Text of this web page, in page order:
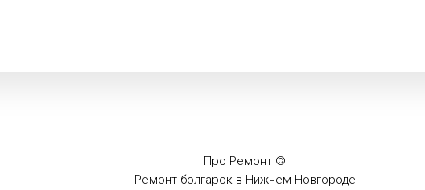
Про Ремонт ©
Ремонт болгарок в Нижнем Новгороде